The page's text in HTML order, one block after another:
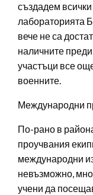
създадем всички
лабораторията
вече не са
наличните
участъци все
военните.
Международни
По-рано в
проучвания
международни
невъзможно,
учени да